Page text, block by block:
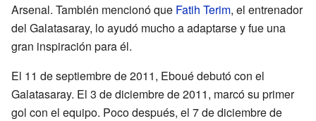
Arsenal. También mencionó que Fatih Terim, el entrenador
del Galatasaray, lo ayudó mucho a adaptarse y fue una
gran inspiración para él.
El 11 de septiembre de 2011, Eboué debutó con el
Galatasaray. El 3 de diciembre de 2011, marcó su primer
gol con el equipo. Poco después, el 7 de diciembre de